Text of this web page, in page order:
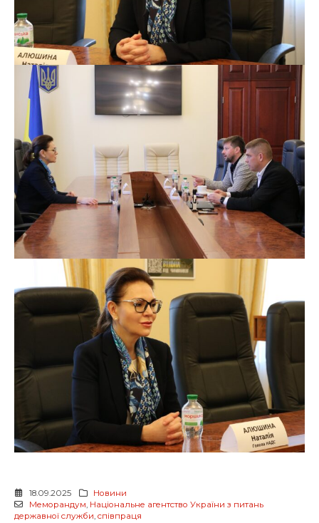
18.09.2025
Новини
Меморандум, Національне агентство України з питань
державної служби, співпраця